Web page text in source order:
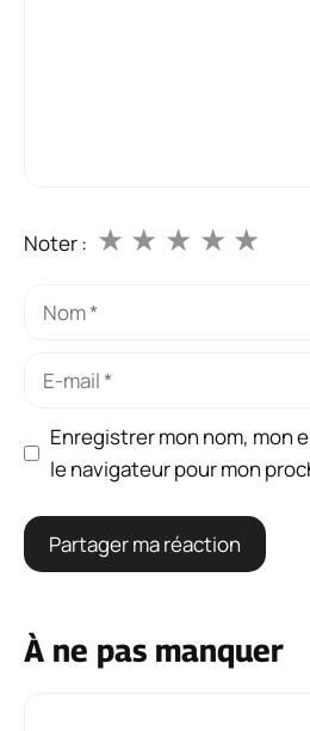
Noter : ★
★
★
★
★
Nom
Enregistrer mon nom, mon
le navigateur pour mon
À ne pas manquer